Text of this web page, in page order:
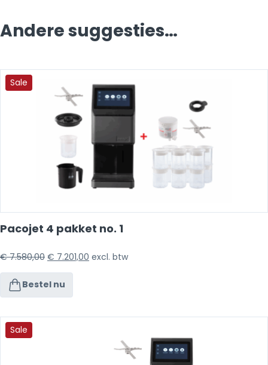
Andere suggesties…
Sale
Pacojet 4 pakket no. 1
€7.580,00 € 7.201,00 excl. btw
Bestel nu
Sale